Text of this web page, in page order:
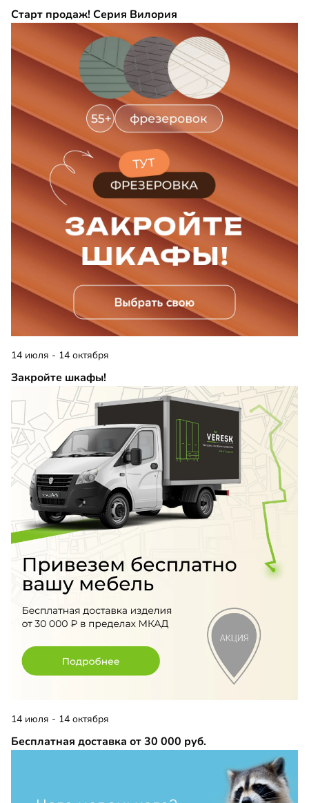
Старт продаж! Серия Вилория
14 июля - 14 октября
Закройте шкафы!
14 июля - 14 октября
Бесплатная доставка от 30 000 руб.